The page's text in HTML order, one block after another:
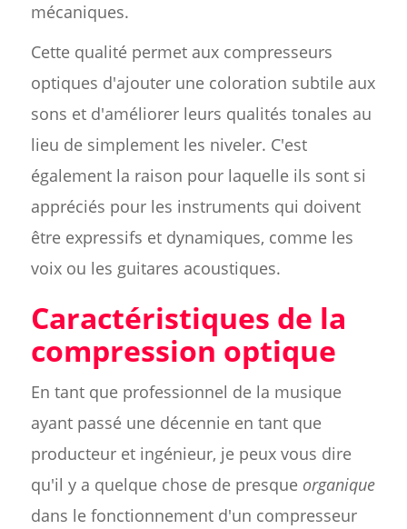
mécaniques.
Cette qualité permet aux compresseurs
optiques d'ajouter une coloration subtile aux
sons et d'améliorer leurs qualités tonales au
lieu de simplement les niveler. C'est
également la raison pour laquelle ils sont si
appréciés pour les instruments qui doivent
être expressifs et dynamiques, comme les
voix ou les guitares acoustiques.
Caractéristiques de la
compression optique
En tant que professionnel de la musique
ayant passé une décennie en tant que
producteur et ingénieur, je peux vous dire
qu'il y a quelque chose de presque organique
dans le fonctionnement d'un compresseur